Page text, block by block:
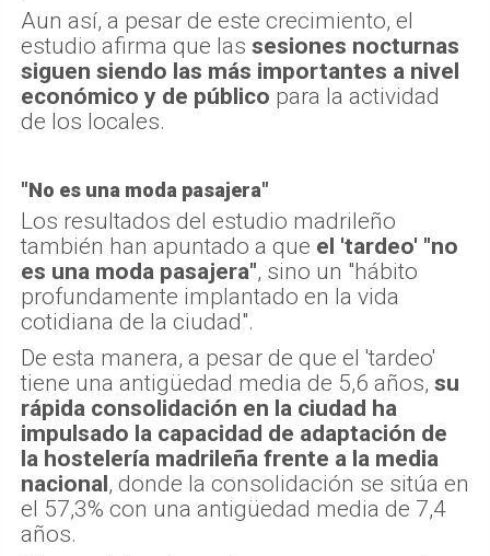
Aun así, a pesar de este crecimiento, el
estudio afirma que las sesiones nocturnas
siguen siendo las más importantes a nivel
económico y de público para la actividad
de los locales.
"No es una moda pasajera"
Los resultados del estudio madrileño
también han apuntado a que el 'tardeo' "no
es una moda pasajera", sino un "hábito
profundamente implantado en la vida
cotidiana de la ciudad".
De esta manera, a pesar de que el 'tardeo'
tiene una antigüedad media de 5,6 años, su
rápida consolidación en la ciudad ha
impulsado la capacidad de adaptación de
la hostelería madrileña frente a la media
nacional, donde la consolidación se sitúa en
el 57,3% con una antigüedad media de 7,4
años.